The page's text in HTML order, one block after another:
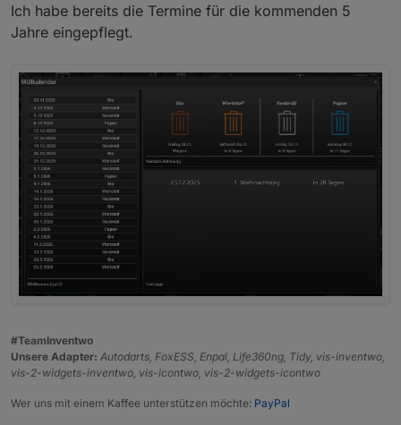
Ich habe bereits die Termine für die kommenden 5
Jahre eingepflegt.
#TeamInventwo
Unsere Adapter: Autodarts, FoxESS, Enpal, Life360ng, Tidy, vis-inventwo,
vis-2-widgets-inventwo, vis-icontwo, vis-2-widgets-icontwo
Wer uns mit einem Kaffee unterstützen möchte: PayPal